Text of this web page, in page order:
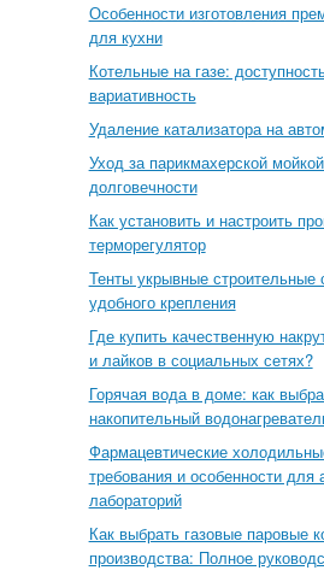
Особенности изготовления
для кухни
Котельные на газе:
вариативность
Удаление катализатора на
Уход за парикмахерской
долговечности
Как установить и настроить
терморегулятор
Тенты укрывные
удобного крепления
Где купить качественную
и лайков в социальных сетях?
Горячая вода в доме: как
накопительный
Фармацевтические
требования и особенности для
лабораторий
Как выбрать газовые паровые
производства: Полное